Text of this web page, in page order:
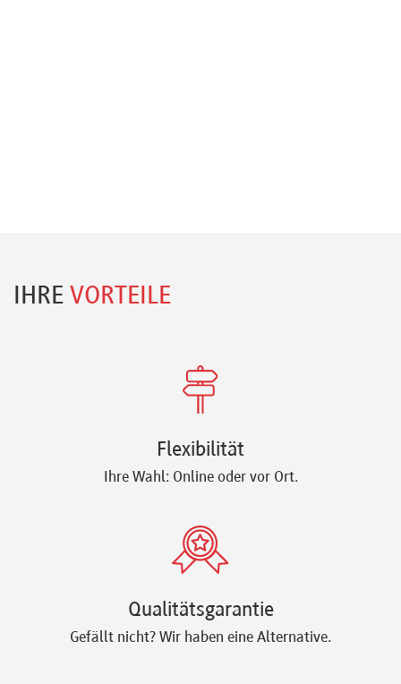
IHRE VORTEILE
Flexibilität
Ihre Wahl: Online oder vor Ort.
Qualitätsgarantie
Gefällt nicht? Wir haben eine Alternative.